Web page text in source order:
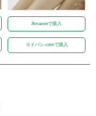
Amazonで購入
ヨドバシ.comで購入